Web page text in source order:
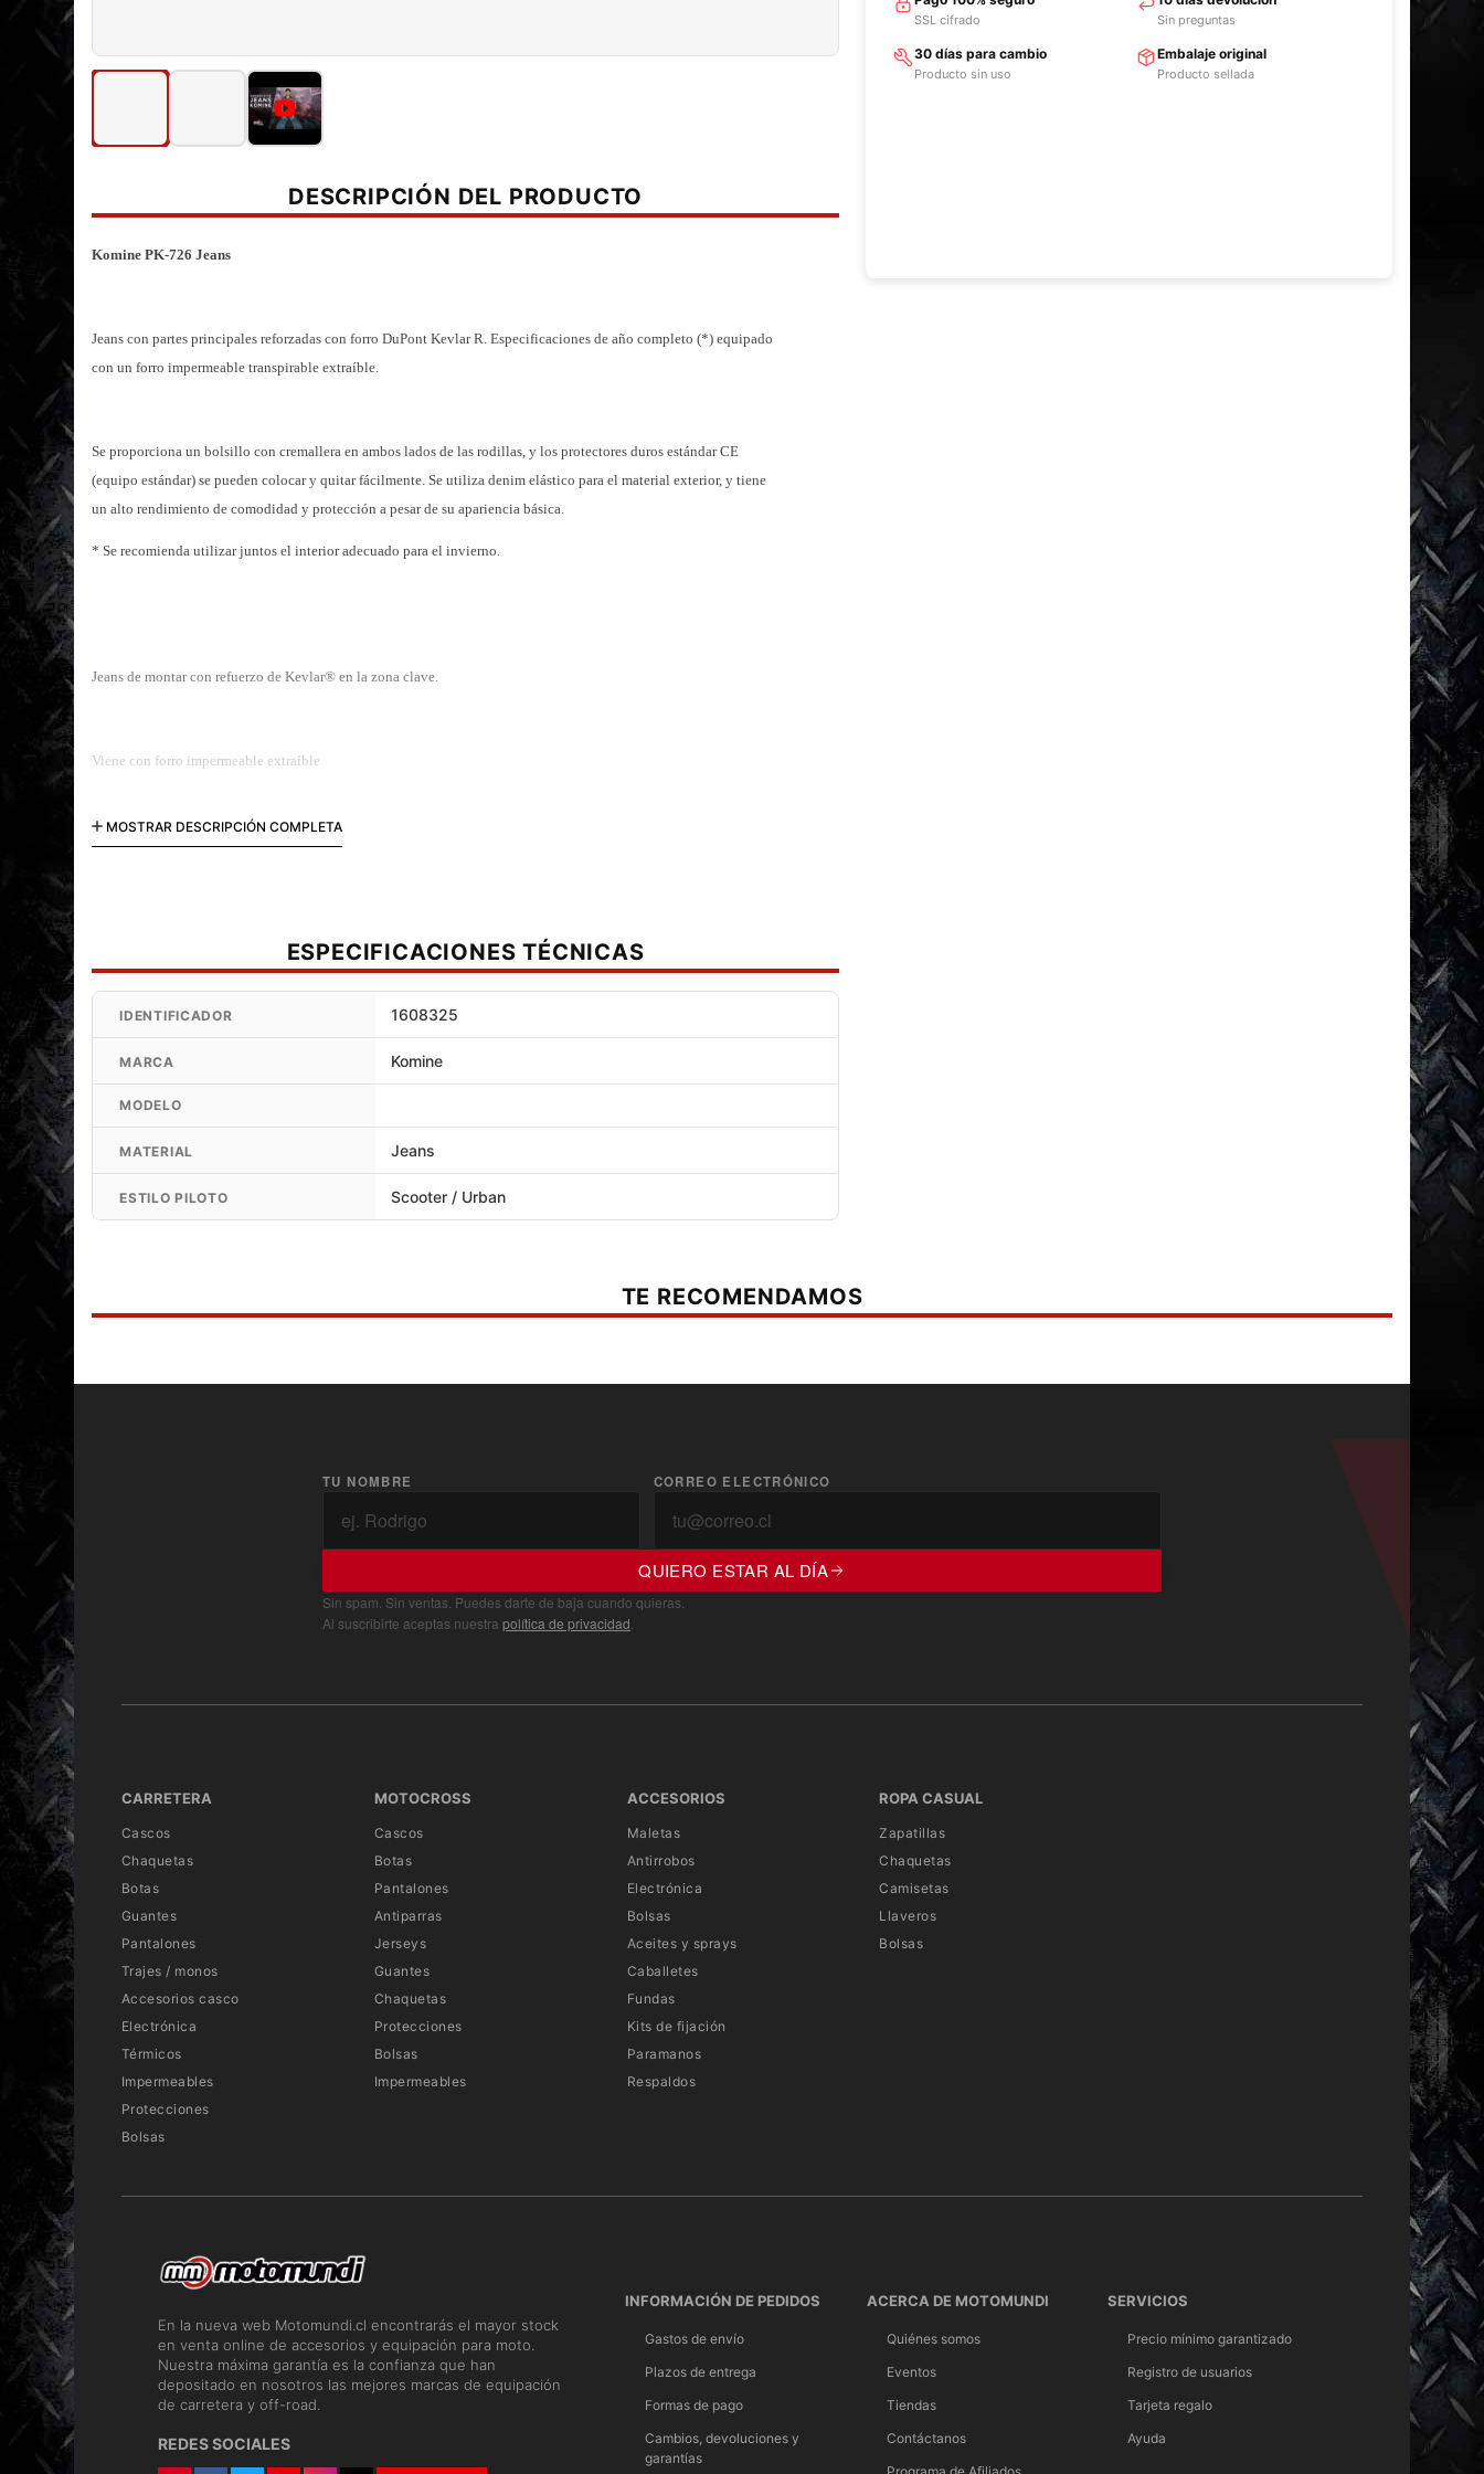
DESCRIPCIÓN DEL PRODUCTO
Komine PK-726 Jeans
Jeans con partes principales reforzadas con forro DuPont Kevlar R. Especificaciones de año completo (*) equipado
con un forro impermeable transpirable extraíble.
Se proporciona un bolsillo con cremallera en ambos lados de las rodillas, y los protectores duros estándar CE
(equipo estándar) se pueden colocar y quitar fácilmente. Se utiliza denim elástico para el material exterior, y tiene
un alto rendimiento de comodidad y protección a pesar de su apariencia básica.
* Se recomienda utilizar juntos el interior adecuado para el invierno.
Jeans de montar con refuerzo de Kevlar® en la zona clave.
Viene con forro impermeable extraíble
Protecciones de Rodillas CE EN1621-1 (Nivel 1)
MOSTRAR DESCRIPCIÓN COMPLETA
ESPECIFICACIONES TÉCNICAS
IDENTIFICADOR 1608325
MARCA Komine
MODELO
MATERIAL Jeans
ESTILO PILOTO Scooter / Urban
SSL cifrado Sin preguntas
30 días para cambio
Producto sin uso
Embalaje original
Producto sellada
TE RECOMENDAMOS
TU NOMBRE CORREO ELECTRÓNICO
QUIERO ESTAR AL DÍA
Sin spam. Sin ventas. Puedes darte de baja cuando quieras.
Al suscribirte aceptas nuestra política de privacidad
CARRETERA
Cascos
Chaquetas
Botas
Guantes
Pantalones
Trajes / monos
Accesorios casco
Electrónica
Térmicos
Impermeables
Protecciones
Bolsas
MOTOCROSS
Cascos
Botas
Pantalones
Antiparras
Jerseys
Guantes
Chaquetas
Protecciones
Bolsas
Impermeables
ACCESORIOS
Maletas
Antirrobos
Electrónica
Bolsas
Aceites y sprays
Caballetes
Fundas
Kits de fijación
Paramanos
Respaldos
ROPA CASUAL
Zapatillas
Chaquetas
Camisetas
Llaveros
Bolsas
En la nueva web Motomundi.cl encontrarás el mayor stock
en venta online de accesorios y equipación para moto.
Nuestra máxima garantía es la confianza que han
depositado en nosotros las mejores marcas de equipación
de carretera y off-road.
REDES SOCIALES
INFORMACIÓN DE PEDIDOS
Gastos de envío
Plazos de entrega
Formas de pago
Cambios, devoluciones y
garantías
ACERCA DE MOTOMUNDI
Quiénes somos
Eventos
Tiendas
Contáctanos
SERVICIOS
Precio mínimo garantizado
Registro de usuarios
Tarjeta regalo
Ayuda